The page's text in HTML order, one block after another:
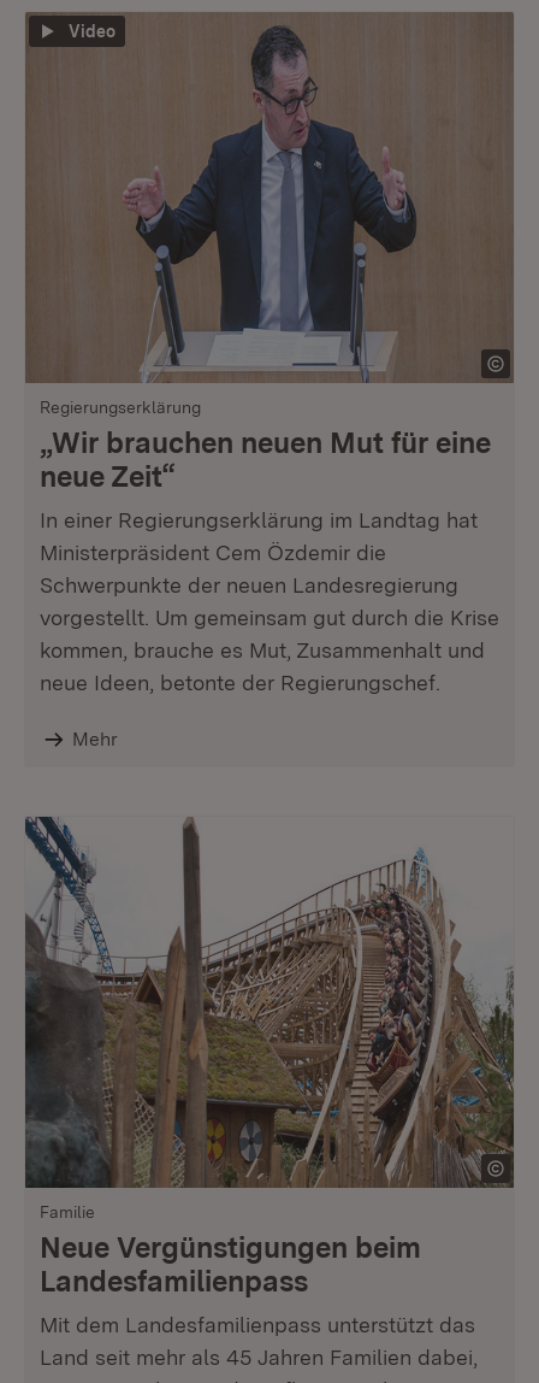
Video
Regierungserklärung
„Wir brauchen neuen Mut für eine
neue Zeit“
In einer Regierungserklärung im Landtag hat
Ministerpräsident Cem Özdemir die
Schwerpunkte der neuen Landesregierung
vorgestellt. Um gemeinsam gut durch die Krise
kommen, brauche es Mut, Zusammenhalt und
neue Ideen, betonte der Regierungschef.
Mehr
Familie
Neue Vergünstigungen beim
Landesfamilienpass
Mit dem Landesfamilienpass unterstützt das
Land seit mehr als 45 Jahren Familien dabei,